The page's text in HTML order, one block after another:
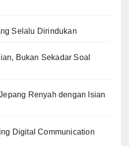
Selalu Dirindukan
Bukan Sekadar Soal
Renyah dengan Isian
Digital Communication